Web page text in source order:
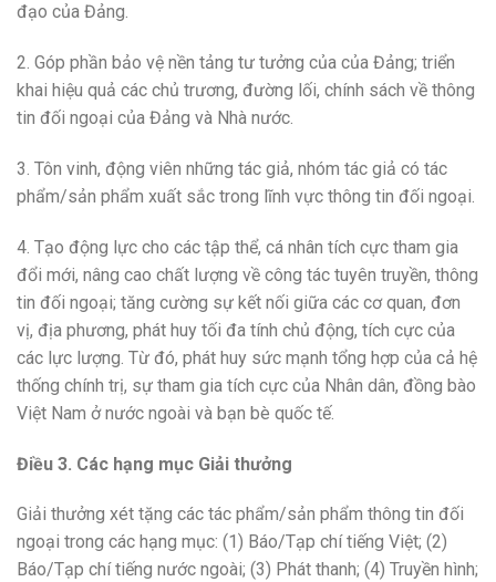
đạo của Đảng.
2. Góp phần bảo vệ nền tảng tư tưởng của của Đảng; triển
khai hiệu quả các chủ trương, đường lối, chính sách về thông
tin đối ngoại của Đảng và Nhà nước.
3. Tôn vinh, động viên những tác giả, nhóm tác giả có tác
phẩm/sản phẩm xuất sắc trong lĩnh vực thông tin đối ngoại.
4. Tạo động lực cho các tập thể, cá nhân tích cực tham gia
đổi mới, nâng cao chất lượng về công tác tuyên truyền, thông
tin đối ngoại; tăng cường sự kết nối giữa các cơ quan, đơn
vị, địa phương, phát huy tối đa tính chủ động, tích cực của
các lực lượng. Từ đó, phát huy sức mạnh tổng hợp của cả hệ
thống chính trị, sự tham gia tích cực của Nhân dân, đồng bào
Việt Nam ở nước ngoài và bạn bè quốc tế.
Điều 3. Các hạng mục Giải thưởng
Giải thưởng xét tặng các tác phẩm/sản phẩm thông tin đối
ngoại trong các hạng mục: (1) Báo/Tạp chí tiếng Việt; (2)
Báo/Tạp chí tiếng nước ngoài; (3) Phát thanh; (4) Truyền hình;